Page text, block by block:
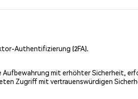
Authentifizierung (2FA).
mit erhöhter Sicherheit,
Zugriff mit vertrauenswürdigen